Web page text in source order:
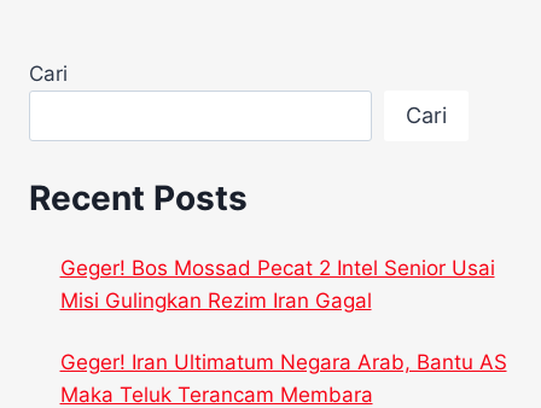
Cari
Cari
Recent Posts
Geger! Bos Mossad Pecat 2 Intel Senior Usai
Misi Gulingkan Rezim Iran Gagal
Geger! Iran Ultimatum Negara Arab, Bantu AS
Maka Teluk Terancam Membara